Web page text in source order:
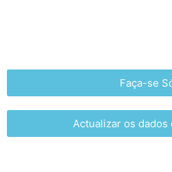
Faça-se
Actualizar os dados